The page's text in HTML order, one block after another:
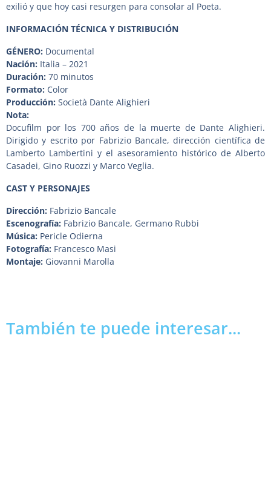
exilió y que hoy casi resurgen para consolar al Poeta.
INFORMACIÓN TÉCNICA Y DISTRIBUCIÓN
GÉNERO: Documental
Nación: Italia – 2021
Duración: 70 minutos
Formato: Color
Producción: Società Dante Alighieri
Nota:
Docufilm por los 700 años de la muerte de Dante Alighieri.
Dirigido y escrito por Fabrizio Bancale, dirección científica de
Lamberto Lambertini y el asesoramiento histórico de Alberto
Casadei, Gino Ruozzi y Marco Veglia.
CAST Y PERSONAJES
Dirección: Fabrizio Bancale
Escenografía: Fabrizio Bancale, Germano Rubbi
Música: Pericle Odierna
Fotografía: Francesco Masi
Montaje: Giovanni Marolla
También te puede interesar...